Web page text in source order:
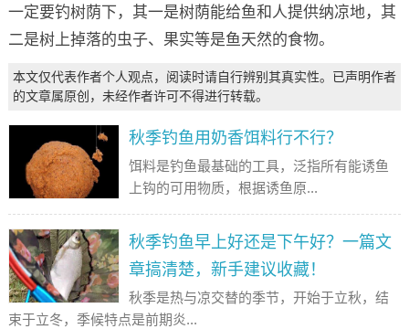
一定要钓树荫下，其一是树荫能给鱼和人提供纳凉地，其
二是树上掉落的虫子、果实等是鱼天然的食物。
本文仅代表作者个人观点，阅读时请自行辨别其真实性。已声明作者
的文章属原创，未经作者许可不得进行转载。
秋季钓鱼用奶香饵料行不行？
饵料是钓鱼最基础的工具，泛指所有能诱鱼
上钩的可用物质，根据诱鱼原...
秋季钓鱼早上好还是下午好？一篇文
章搞清楚，新手建议收藏！
秋季是热与凉交替的季节，开始于立秋，结
束于立冬，季候特点是前期炎...